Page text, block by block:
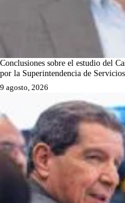
Conclusiones sobre el estudio del
por la Superintendencia de
9 agosto, 2026